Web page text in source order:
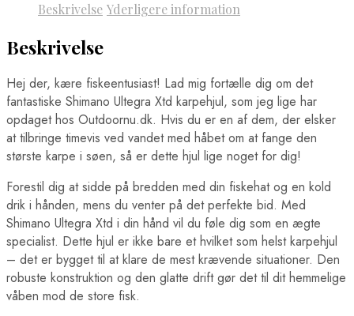
Beskrivelse Yderligere information
Beskrivelse
Hej der, kære fiskeentusiast! Lad mig fortælle dig om det
fantastiske Shimano Ultegra Xtd karpehjul, som jeg lige har
opdaget hos Outdoornu.dk. Hvis du er en af dem, der elsker
at tilbringe timevis ved vandet med håbet om at fange den
største karpe i søen, så er dette hjul lige noget for dig!
Forestil dig at sidde på bredden med din fiskehat og en kold
drik i hånden, mens du venter på det perfekte bid. Med
Shimano Ultegra Xtd i din hånd vil du føle dig som en ægte
specialist. Dette hjul er ikke bare et hvilket som helst karpehjul
– det er bygget til at klare de mest krævende situationer. Den
robuste konstruktion og den glatte drift gør det til dit hemmelige
våben mod de store fisk.